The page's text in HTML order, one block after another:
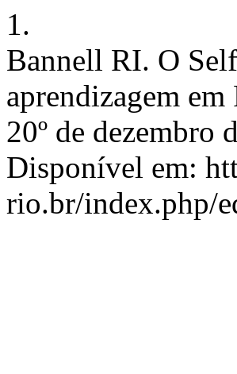
1.
Bannell RI. O
aprendizagem
20º de dezembro
Disponível em:
rio.br/index.php/